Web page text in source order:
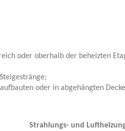
oder oberhalb der beheizten
oder in abgehängten
Strahlungs- und